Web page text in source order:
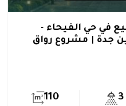
في حي الفيحاء -
جدة | مشروع رواق
3
110